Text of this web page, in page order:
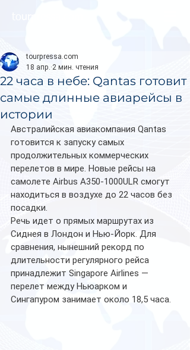
22 часа в небе: Qantas готовит
самые длинные авиарейсы в
истории
tourpressa.com
18 апр. 2 мин. чтения
Австралийская авиакомпания Qantas
готовится к запуску самых
продолжительных коммерческих
перелетов в мире. Новые рейсы на
самолете Airbus A350-1000ULR смогут
находиться в воздухе до 22 часов без
посадки.
Речь идет о прямых маршрутах из
Сиднея в Лондон и Нью-Йорк. Для
сравнения, нынешний рекорд по
длительности регулярного рейса
принадлежит Singapore Airlines —
перелет между Ньюарком и
Сингапуром занимает около 18,5 часа.